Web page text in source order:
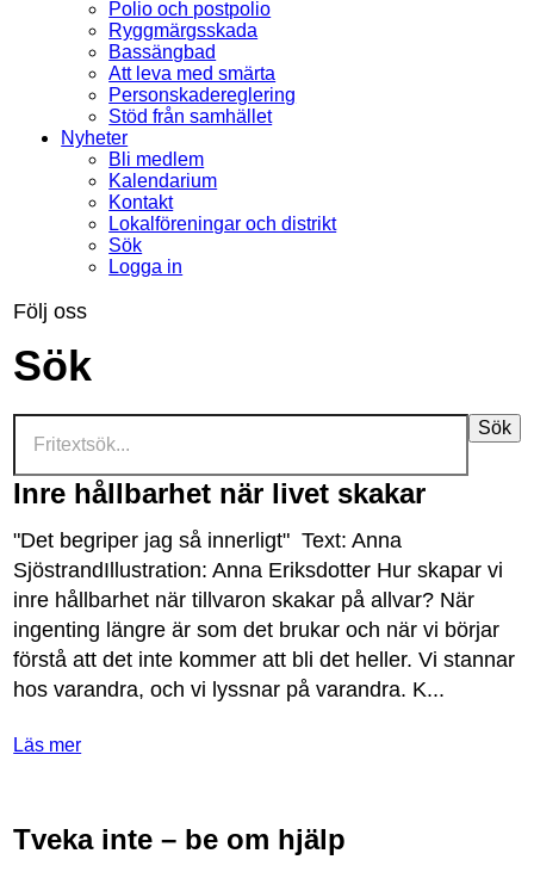
Polio och postpolio
Ryggmärgsskada
Bassängbad
Att leva med smärta
Personskadereglering
Stöd från samhället
Nyheter
Bli medlem
Kalendarium
Kontakt
Lokalföreningar och distrikt
Sök
Logga in
Följ oss
Sök
Sök
Inre hållbarhet när livet skakar
"Det begriper jag så innerligt"Text:Anna
SjöstrandIllustration:Anna Eriksdotter Hur skapar vi
inre hå llbarhet när tillvaron skakar påallvar? När
ingenting längre är som det brukar och när vi börjar
förståatt det inte kommer att bli det heller.Vi stannar
hos varandra,och vi lyssnar påvarandra. K...
Läs mer
Tveka inte – be om hjälp